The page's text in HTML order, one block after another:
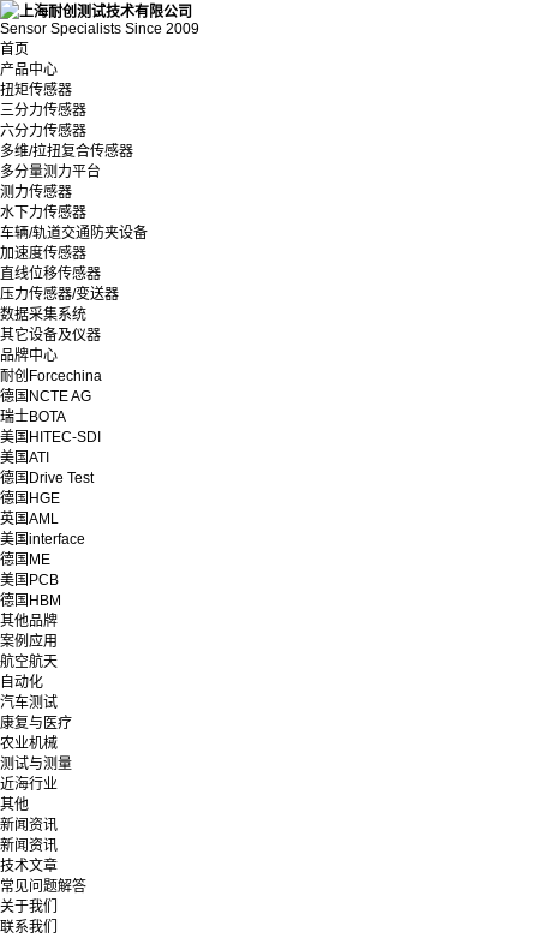
Sensor Specialists Since 2009
首页
产品中心
扭矩传感器
三分力传感器
六分力传感器
多维/拉扭复合传感器
多分量测力平台
测力传感器
水下力传感器
车辆/轨道交通防夹设备
加速度传感器
直线位移传感器
压力传感器/变送器
数据采集系统
其它设备及仪器
品牌中心
耐创Forcechina
德国NCTE AG
瑞士BOTA
美国HITEC-SDI
美国ATI
德国Drive Test
德国HGE
英国AML
美国interface
德国ME
美国PCB
德国HBM
其他品牌
案例应用
航空航天
自动化
汽车测试
康复与医疗
农业机械
测试与测量
近海行业
其他
新闻资讯
新闻资讯
技术文章
常见问题解答
关于我们
联系我们